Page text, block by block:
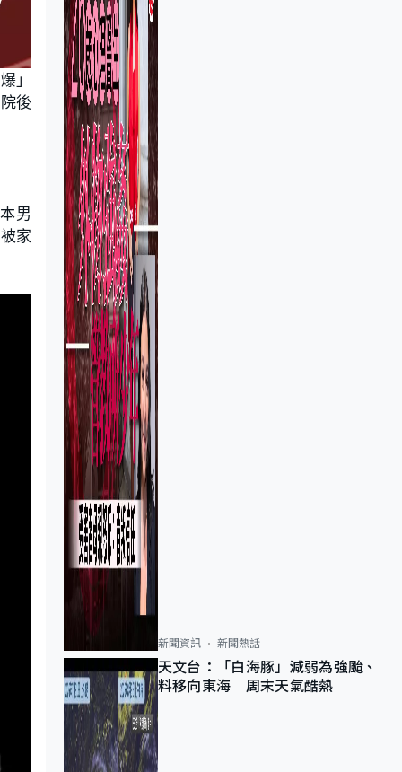
」
後
男
家
新聞資訊 新聞熱話
天文台：「白海豚」減弱為強颱、
料移向東海 周末天氣酷熱